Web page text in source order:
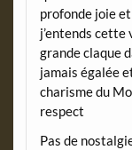
profonde joie
j’entends cette
grande claque
jamais égalée
charisme du
respect
Pas de